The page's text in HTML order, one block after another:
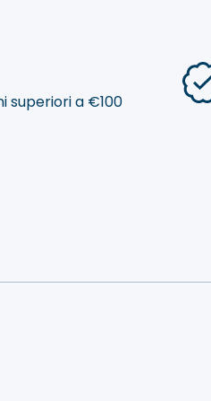
superiori a €100